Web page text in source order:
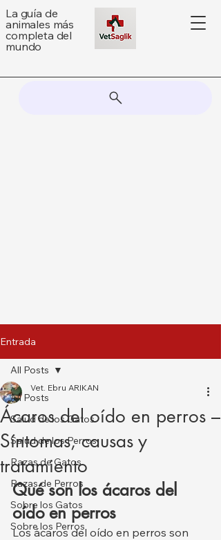
La guía de
animales más
completa del
mundo
Entrada
All Posts
Salud de los Gatos
Salud de los Perros
Razas de Gatos
Razas de Perros
Sobre los Gatos
Sobre los Perros
All Posts
Ácaros del oído en perros –
Síntomas, causas y
tratamiento
Vet. Ebru ARIKAN
Qué son los ácaros del
oído en perros
Los ácaros del oído en perros son